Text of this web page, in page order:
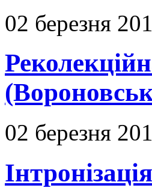
02 березня
02 березня